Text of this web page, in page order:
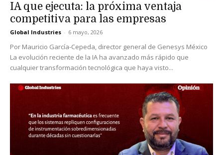
IA que ejecuta: la próxima ventaja
competitiva para las empresas
Global Industries - 6 mayo, 2026
Por Mauricio García-Cepeda, director general de Genesys México
La evolución reciente de la IA ha avanzado más rápido que
cualquier transformación tecnológica que haya visto...